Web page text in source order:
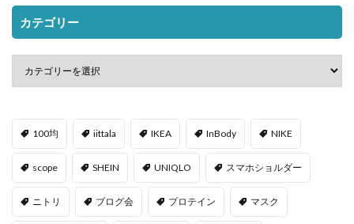
カテゴリー
100均 iittala IKEA InBody NIKE
scope SHEIN UNIQLO スマホショルダー
ニトリ ブログ会 プロテイン マスク